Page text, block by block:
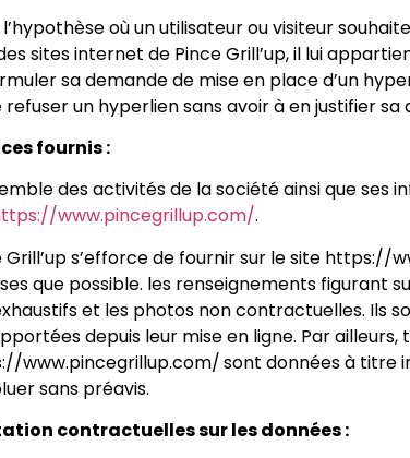
l’hypothèse où un utilisateur ou visiteur
sites internet de Pince Grill’up, il lui
sa demande de mise en place d’un
refuser un hyperlien sans avoir à en justifier sa
fournis :
des activités de la société ainsi que
www.pincegrillup.com/.
Grill’up s’efforce de fournir sur le site
que possible. les renseignements figurant
et les photos non contractuelles. Ils
depuis leur mise en ligne. Par
www.pincegrillup.com/sont données à titre
sans préavis.
contractuelles sur les données :